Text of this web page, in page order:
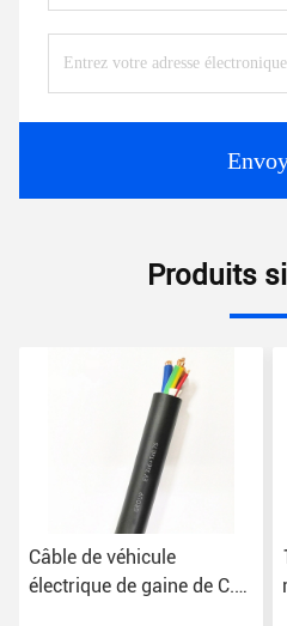
Produits
de C.C
1000V isolation de
remplissage des